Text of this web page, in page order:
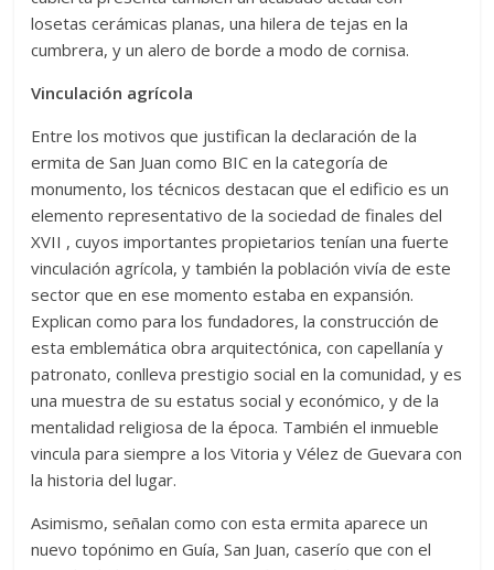
losetas cerámicas planas, una hilera de tejas en la
cumbrera, y un alero de borde a modo de cornisa.
Vinculación agrícola
Entre los motivos que justifican la declaración de la
ermita de San Juan como BIC en la categoría de
monumento, los técnicos destacan que el edificio es un
elemento representativo de la sociedad de finales del
XVII , cuyos importantes propietarios tenían una fuerte
vinculación agrícola, y también la población vivía de este
sector que en ese momento estaba en expansión.
Explican como para los fundadores, la construcción de
esta emblemática obra arquitectónica, con capellanía y
patronato, conlleva prestigio social en la comunidad, y es
una muestra de su estatus social y económico, y de la
mentalidad religiosa de la época. También el inmueble
vincula para siempre a los Vitoria y Vélez de Guevara con
la historia del lugar.
Asimismo, señalan como con esta ermita aparece un
nuevo topónimo en Guía, San Juan, caserío que con el